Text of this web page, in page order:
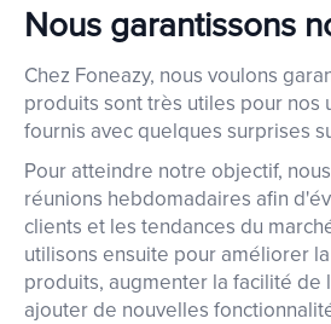
Nous garantissons
Chez Foneazy, nous voulons
produits sont très utiles pour nos
fournis avec quelques surprises
Pour atteindre notre objectif,
réunions hebdomadaires afin
clients et les tendances du
utilisons ensuite pour améliorer
produits, augmenter la facilité de
ajouter de nouvelles